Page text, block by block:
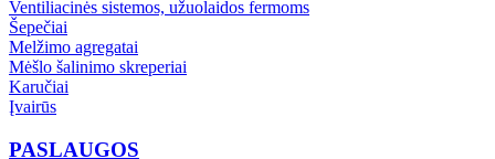
Ventiliacinės sistemos, užuolaidos fermoms
Šepečiai
Melžimo agregatai
Mėšlo šalinimo skreperiai
Karučiai
Įvairūs
PASLAUGOS